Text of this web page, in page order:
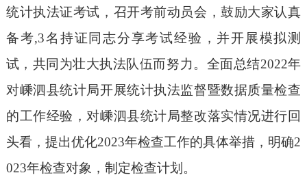
统计执法证考试，召开考前动员会，鼓励大家认真
备考,3名持证同志分享考试经验，并开展模拟测
试，共同为壮大执法队伍而努力。全面总结2022年
对嵊泗县统计局开展统计执法监督暨数据质量检查
的工作经验，对嵊泗县统计局整改落实情况进行回
头看，提出优化2023年检查工作的具体举措，明确2
023年检查对象，制定检查计划。